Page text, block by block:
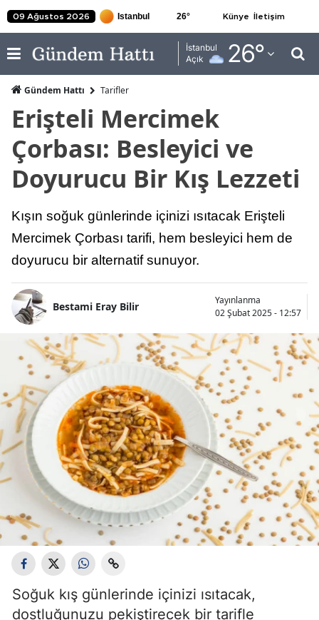
09 Ağustos 2026 26° Künye İletişim
İstanbul
Açık
26°
Adana
Adıyaman
Ağrı
Amasya
Ankara
Antalya
Artvin
Balıkesir
Bilecik
Bingöl
Bitlis
Bolu
Burdur
Bursa
Çanakkale
Çankırı
Denizli
Gündem Hattı Tarifler
Erişteli Mercimek
Çorbası: Besleyici ve
Doyurucu Bir Kış Lezzeti
Kışın soğuk günlerinde içinizi ısıtacak Erişteli
Mercimek Çorbası tarifi, hem besleyici hem de
doyurucu bir alternatif sunuyor.
Bestami Eray Bilir
Yayınlanma
02 Şubat 2025 - 12:57
Soğuk kış günlerinde içinizi ısıtacak,
dostluğunuzu pekiştirecek bir tarifle